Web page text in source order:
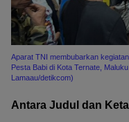
Aparat TNI membubarkan
Pesta Babi di Kota Ternate,
Lamaau/detikcom)
Antara Judul dan